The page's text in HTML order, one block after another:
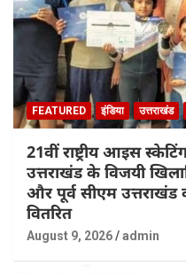
FEATURED इंडिया उत्तराखंड
21वीं राष्ट्रीय आइस
उत्तराखंड के विजयी
और पूर्व सीएम उत्तराखंड
वितरित
August 9, 2026 admin